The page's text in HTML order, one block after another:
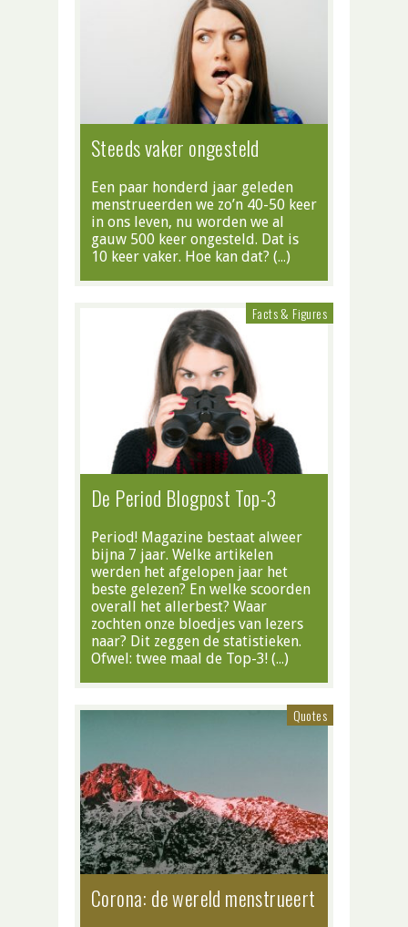
Steeds vaker ongesteld
Een paar honderd jaar geleden
menstrueerden we zo’n 40-50 keer
in ons leven, nu worden we al
gauw 500 keer ongesteld. Dat is
10 keer vaker. Hoe kan dat? (…)
Facts & Figures
De Period Blogpost Top-3
Period! Magazine bestaat alweer
bijna 7 jaar. Welke artikelen
werden het afgelopen jaar het
beste gelezen? En welke scoorden
overall het allerbest? Waar
zochten onze bloedjes van lezers
naar? Dit zeggen de statistieken.
Ofwel: twee maal de Top-3! (…)
Quotes
Corona: de wereld menstrueert